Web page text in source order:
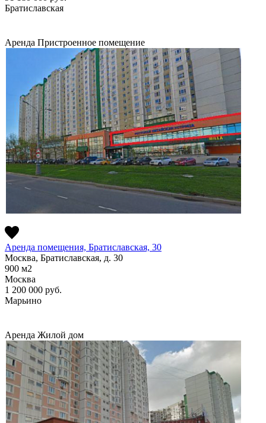
Братиславская
Аренда Пристроенное помещение
Аренда помещения, Братиславская, 30
Москва, Братиславская, д. 30
900 м2
Москва
1 200 000 руб.
Марьино
Аренда Жилой дом